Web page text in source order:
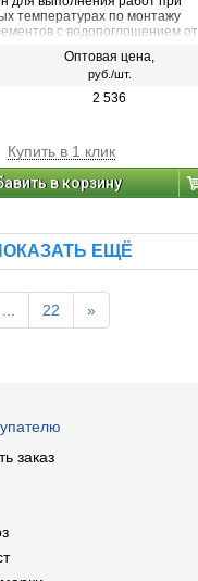
температурах по монтажу
с водопоглощением от
керамический кирпич, рядовой
и плотный силикатный кирпич,
из бетона и натурального
Оптовая цена,
руб./шт.
2 536
Купить в 1 клик
в корзину
ЕЩЁ
22 »
заказ